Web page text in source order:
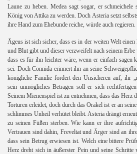
Laune zu heben. Medea sagt sogar, er
König von Attika zu werden. Doch Asteria setzt
ihre Hand zum Ehebunde reiche, würde auch regieren.
Ägeus ist sich sicher, dass es in der weiten Welt
und Blut gibt und dieser verzweifelt nach seinem Erbe
dass es für ihn leichter wäre, wenn er einfach sagen
sei. Doch Connida erinnert ihn an seine
königliche Familie fordert den Unsicheren auf, ihr
sein unmögliches Betragen soll er sich
Seinem Mienenspiel ist zu entnehmen, dass das
Torturen erleidet, doch durch das Orakel ist er an
schlimmes Unheil verhütet bleibt. Asteria drängt
zu seinen Füßen sterben. Wie kann er ihre
Vertrauen sind dahin, Freveltat und Ärger sind an
dass sein Betrug erwiesen ist. Welch eine bittere
Herz dreht sich in äußerster Pein und seine